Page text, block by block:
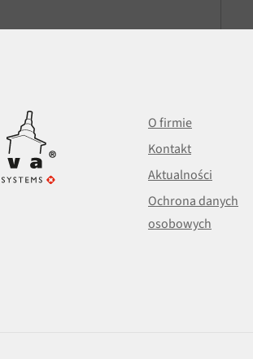
O firmie
Kontakt
Aktualności
Ochrona danych
osobowych